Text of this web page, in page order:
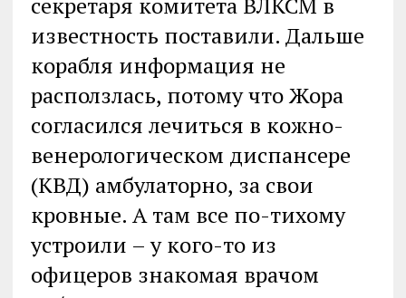
известность поставили. Дальше
корабля информация не
расползлась, потому что Жора
согласился лечиться в кожно-
венерологическом диспансере
(КВД) амбулаторно, за свои
кровные. А там все по-тихому
устроили – у кого-то из
офицеров знакомая врачом